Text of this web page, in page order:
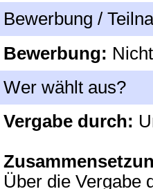
Bewerbung /
Bewerbung:
Wer wählt aus?
Vergabe durch:
Über die Vergabe